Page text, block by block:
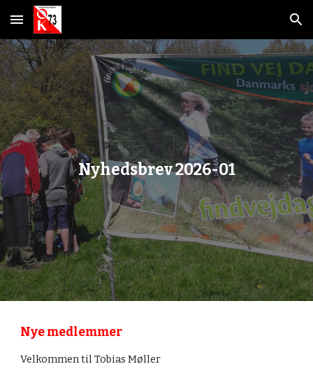
Skip to main content Skip to navigation
Nyhedsbrev 2026-01
Nye medlemmer
Velkommen tilTobias Møller